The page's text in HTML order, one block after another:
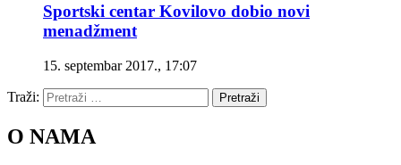
Sportski centar Kovilovo dobio novi
menadžment
15. septembar 2017., 17:07
Traži: Pretraži
O NAMA